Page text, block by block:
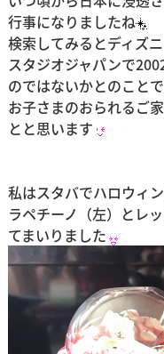
行事になりましたね
検索してみるとディズ
スタジオジャパンで
のではないかとのこと
お子さまのおられるご
とと思います
私はスタバでハロウィ
ラペチーノ（左）とレ
てまいりました